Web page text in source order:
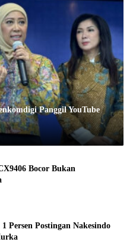
Panggil YouTube
Bocor Bukan
Persen Postingan Nakesindo